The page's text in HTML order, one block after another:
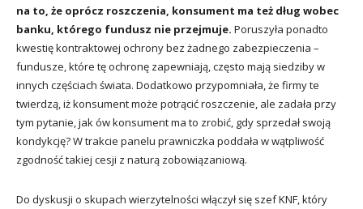
na to, że oprócz roszczenia, konsument ma też dług wobec
banku, którego fundusz nie przejmuje. Poruszyła ponadto
kwestię kontraktowej ochrony bez żadnego zabezpieczenia –
fundusze, które tę ochronę zapewniają, często mają siedziby w
innych częściach świata. Dodatkowo przypomniała, że firmy te
twierdzą, iż konsument może potrącić roszczenie, ale zadała przy
tym pytanie, jak ów konsument ma to zrobić, gdy sprzedał swoją
kondykcję? W trakcie panelu prawniczka poddała w wątpliwość
zgodność takiej cesji z naturą zobowiązaniową.
Do dyskusji o skupach wierzytelności włączył się szef KNF, który